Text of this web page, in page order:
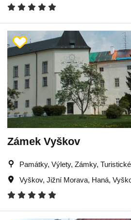
Zámek Vyškov
Památky, Výlety, Zámky,
Vyškov, Jižní Morava, Haná,